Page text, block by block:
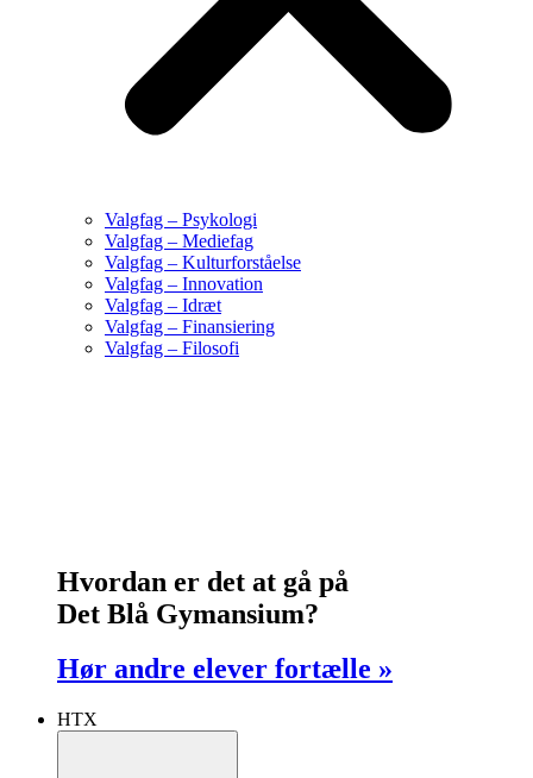
Valgfag – Psykologi
Valgfag – Mediefag
Valgfag – Kulturforståelse
Valgfag – Innovation
Valgfag – Idræt
Valgfag – Finansiering
Valgfag – Filosofi
Hvordan er det at gå på
Det Blå Gymansium?
Hør andre elever fortælle »
HTX